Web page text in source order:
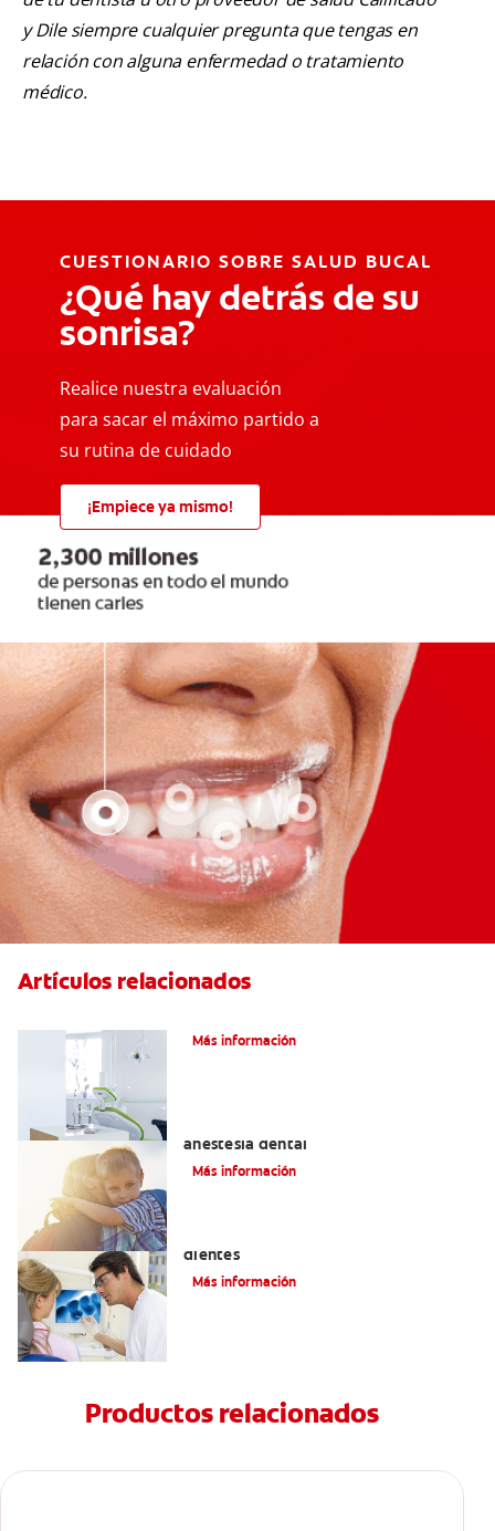
y Dile siempre cualquier pregunta que tengas en
relación con alguna enfermedad o tratamiento
médico.
CUESTIONARIO SOBRE SALUD BUCAL
¿Qué hay detrás de su
sonrisa?
Realice nuestra evaluación
para sacar el máximo partido a
su rutina de cuidado
¡Empiece ya mismo!
Artículos relacionados
Más información
anestesia dental
Más información
dientes
Más información
Productos relacionados